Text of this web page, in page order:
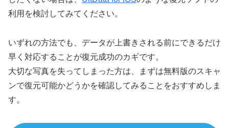
利用を検討してみてください。
いずれの方法でも、データが上書きされる前にできるだけ
早く対応することが復元成功のカギです。
大切な写真を失ってしまった方は、まずは無料版のスキャ
ンで復元可能かどうかを確認してみることをおすすめしま
す。